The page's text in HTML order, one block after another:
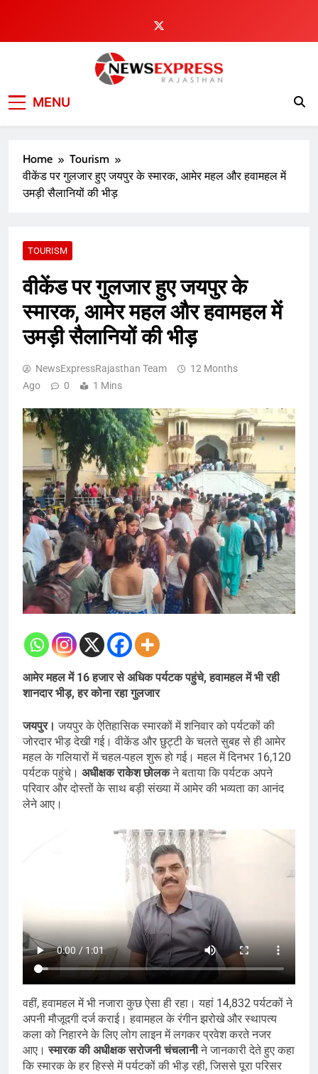
content
MENU
Home
Tourism
वीकेंड पर गुलजार हुए जयपुर के स्मारक, आमेर महल और हवामहल में
उमड़ी सैलानियों की भीड़
TOURISM
वीकेंड पर गुलजार हुए जयपुर के
स्मारक, आमेर महल और हवामहल में
उमड़ी सैलानियों की भीड़
NewsExpressRajasthan Team
12 Months
Ago
0 1 Mins
आमेर महल में 16 हजार से अधिक पर्यटक पहुंचे, हवामहल में भी रही
शानदार भीड़, हर कोना रहा गुलजार
जयपुर।जयपुर के ऐतिहासिक स्मारकों में शनिवार को पर्यटकों की
जोरदार भीड़ देखी गई। वीकेंड और छुट्टी के चलते सुबह से ही आमेर
महल के गलियारों में चहल-पहल शुरू हो गई। महल में दिनभर 16,120
पर्यटक पहुंचे। अधीक्षक राकेश छोलकने बताया कि पर्यटक अपने
परिवार और दोस्तों के साथ बड़ी संख्या में आमेर की भव्यता का आनंद
लेने आए।
वहीं, हवामहल में भी नजारा कुछ ऐसा ही रहा। यहां 14,832 पर्यटकों ने
अपनी मौजूदगी दर्ज कराई। हवामहल के रंगीन झरोखे और स्थापत्य
कला को निहारने के लिए लोग लाइन में लगकर प्रवेश करते नजर
आए।स्मारक की अधीक्षक सरोजनी चंचलानीने जानकारी देते हुए कहा
कि स्मारक के हर हिस्से में पर्यटकों की भीड़ रही, जिससे पूरा परिसर